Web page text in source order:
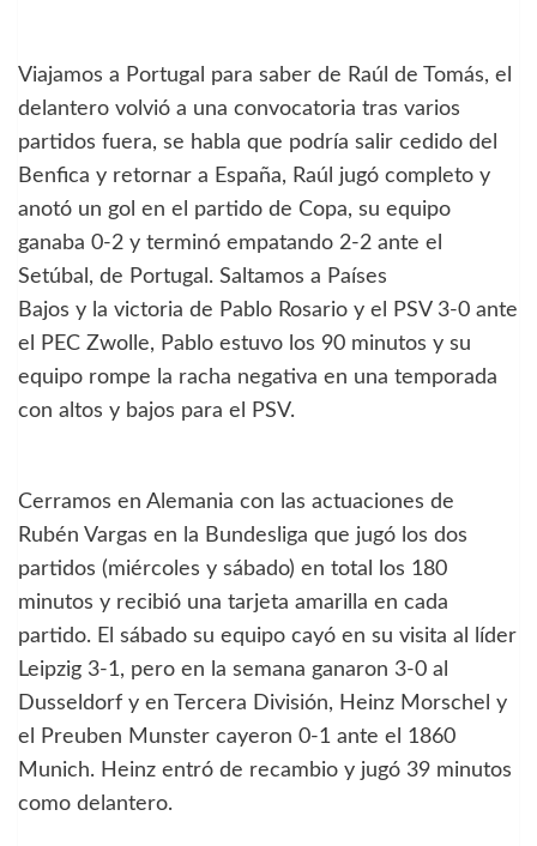
Viajamos a Portugal para saber de Raúl de Tomás, el
delantero volvió a una convocatoria tras varios
partidos fuera, se habla que podría salir cedido del
Benfica y retornar a España, Raúl jugó completo y
anotó un gol en el partido de Copa, su equipo
ganaba 0-2 y terminó empatando 2-2 ante el
Setúbal, de Portugal. Saltamos a Países
Bajos y la victoria de Pablo Rosario y el PSV 3-0 ante
el PEC Zwolle, Pablo estuvo los 90 minutos y su
equipo rompe la racha negativa en una temporada
con altos y bajos para el PSV.
Cerramos en Alemania con las actuaciones de
Rubén Vargas en la Bundesliga que jugó los dos
partidos (miércoles y sábado) en total los 180
minutos y recibió una tarjeta amarilla en cada
partido. El sábado su equipo cayó en su visita al líder
Leipzig 3-1, pero en la semana ganaron 3-0 al
Dusseldorf y en Tercera División, Heinz Morschel y
el Preuben Munster cayeron 0-1 ante el 1860
Munich. Heinz entró de recambio y jugó 39 minutos
como delantero.